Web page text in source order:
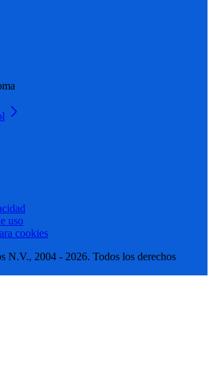
uso
cookies
2004 - 2026. Todos los derechos